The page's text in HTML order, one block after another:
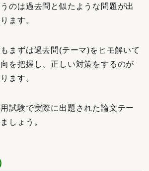
のは過去問と似たような問題が出
ます。
まずは過去問(テーマ)をヒモ解いて
を把握し、正しい対策をするのが
ます。
試験で実際に出題された論文テー
しょう。